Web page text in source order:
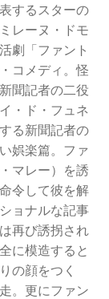
するスターの
レーヌ・ドモ
劇「ファント
コメディ。怪
聞記者の二役
・ド・フュネ
る新聞記者の
娯楽篇。ファ
マレー）を誘
令して彼を解
ョナルな記事
再び誘拐され
に模造すると
の顔をつく
。更にファン